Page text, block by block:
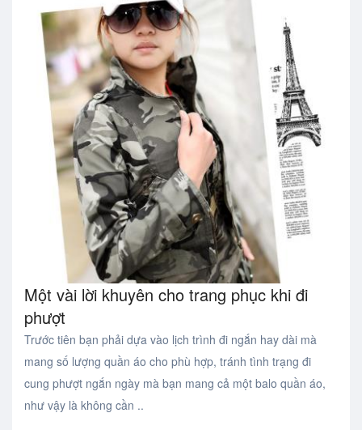
Một vài lời khuyên cho trang phục khi đi
phượt
Trước tiên bạn phải dựa vào lịch trình đi ngắn hay dài mà
mang số lượng quần áo cho phù hợp, tránh tình trạng đi
cung phượt ngắn ngày mà bạn mang cả một balo quần áo,
như vậy là không cần ..